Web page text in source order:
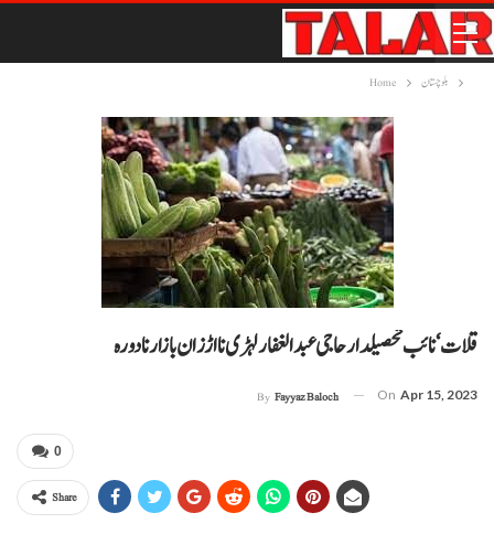
Home بلوچستان
قلات‘ نائب تحصیلدار حاجی عبدالغفار لہڑی نا اڑزان بازار نا دورہ
By Fayyaz Baloch On Apr 15, 2023
0
Share